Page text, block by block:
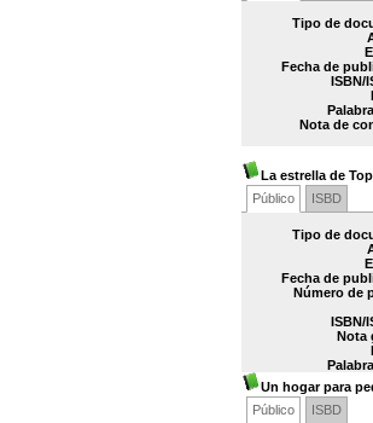
Tipo de
Fecha de
ISBN/
Nota de
La estrella de
Público
ISBD
Tipo de
Fecha de
Número de
ISBN/
Nota
Un hogar para
Público
ISBD